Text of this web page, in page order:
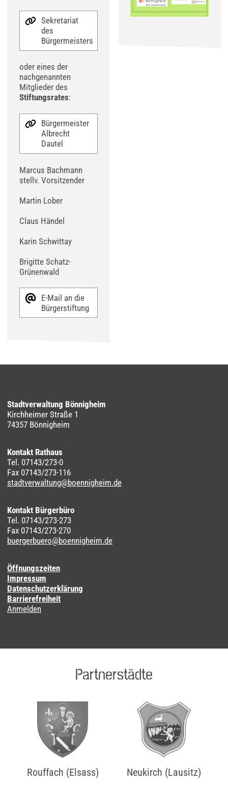
Sekretariat
des
Bürgermeisters
oder eines der
nachgenannten
Mitglieder des
Stiftungsrates:
Bürgermeister
Albrecht
Dautel
Marcus Bachmann
stellv. Vorsitzender
Martin Lober
Claus Händel
Karin Schwittay
Brigitte Schatz-
Grünenwald
E-Mail an die
Bürgerstiftung
Stadtverwaltung Bönnigheim
Kirchheimer Straße 1
74357 Bönnigheim
Kontakt Rathaus
Tel. 07143/273-0
Fax 07143/273-116
stadtverwaltung@boennigheim.de
Kontakt Bürgerbüro
Tel. 07143/273-273
Fax 07143/273-270
buergerbuero@boennigheim.de
Öffnungszeiten
Impressum
Datenschutzerklärung
Barrierefreiheit
Anmelden
Partnerstädte
Rouffach (Elsass) Neukirch (Lausitz)